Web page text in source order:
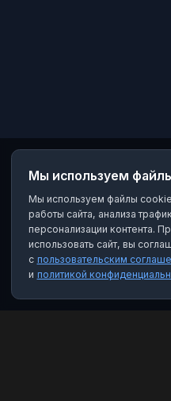
Мы используем
Мы используем файлы
работы сайта, анализа
персонализации контента.
использовать сайт, вы
с пользовательским
и политикой